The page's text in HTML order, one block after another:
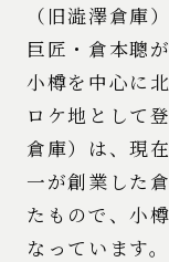
（旧澁澤倉庫
巨匠・倉本聰
小樽を中心に
ロケ地として
倉庫）は、現
一が創業した
たもので、小
なっています。